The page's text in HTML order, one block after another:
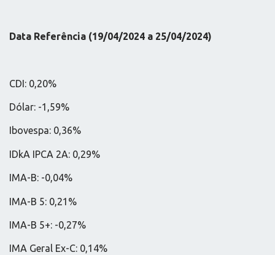
Data Referência (19/04/2024 a 25/04/2024)
CDI: 0,20%
Dólar: -1,59%
Ibovespa: 0,36%
IDkA IPCA 2A: 0,29%
IMA-B: -0,04%
IMA-B 5: 0,21%
IMA-B 5+: -0,27%
IMA Geral Ex-C: 0,14%